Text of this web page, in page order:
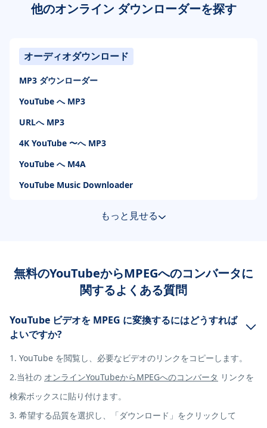
他のオンライン ダウンローダーを探す
オーディオダウンロード
MP3 ダウンローダー
YouTube へ MP3
URLへ MP3
4K YouTube 〜へ MP3
YouTube へ M4A
YouTube Music Downloader
もっと見せる
無料のYouTubeからMPEGへのコンバータに
関するよくある質問
YouTube ビデオを MPEG に変換するにはどうすれば
よいですか?
1. YouTube を閲覧し、必要なビデオのリンクをコピーします。
2.当社の オンラインYouTubeからMPEGへのコンバータ リンクを
検索ボックスに貼り付けます。
3. 希望する品質を選択し、「ダウンロード」をクリックして